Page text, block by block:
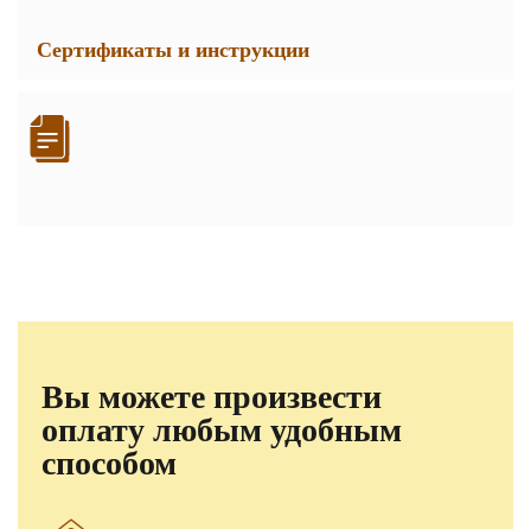
Сертификаты и инструкции
Вы можете произвести
оплату любым удобным
способом